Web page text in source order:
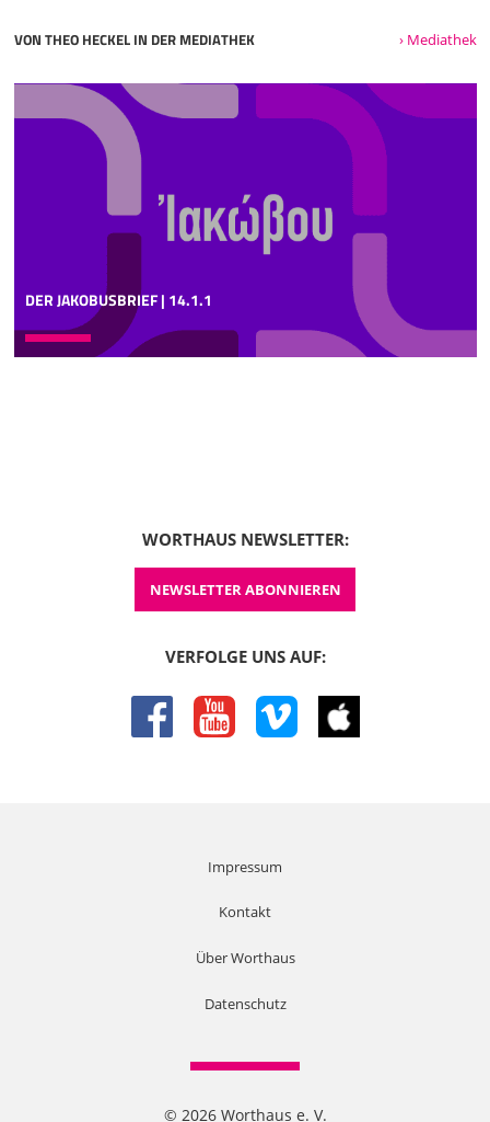
VON THEO HECKEL IN DER MEDIATHEK › Mediathek
DER JAKOBUSBRIEF | 14.1.1
WORTHAUS NEWSLETTER:
NEWSLETTER ABONNIEREN
VERFOLGE UNS AUF:
facebook youtube vimeo itunes
Impressum
Kontakt
Über Worthaus
Datenschutz
© 2026 Worthaus e. V.